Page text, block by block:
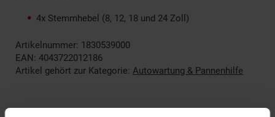
4x Stemmhebel (8, 12, 18 und 24 Zoll)
Artikelnummer: 1830539000
EAN: 4043722012186
Artikel gehört zur Kategorie: Autowartung & Pannenhilfe